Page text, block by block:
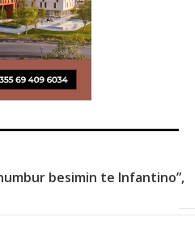
besimin te Infantino”,